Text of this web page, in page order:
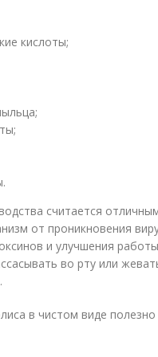
кислоты;
считается
от проникновения
и улучшения
во рту или
в чистом виде